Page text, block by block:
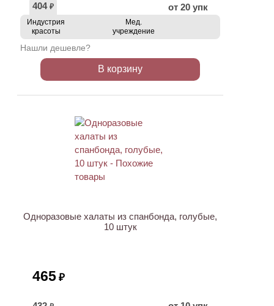
404 ₽ от 20 упк
Индустрия
красоты
Мед.
учреждение
Нашли дешевле?
В корзину
Одноразовые халаты из спанбонда, голубые,
10 штук
465 ₽